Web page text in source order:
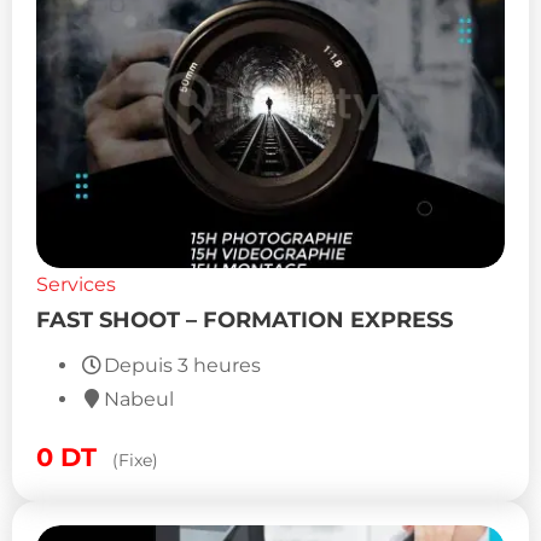
Services
FAST SHOOT – FORMATION EXPRESS
Depuis 3 heures
Nabeul
0 DT (Fixe)